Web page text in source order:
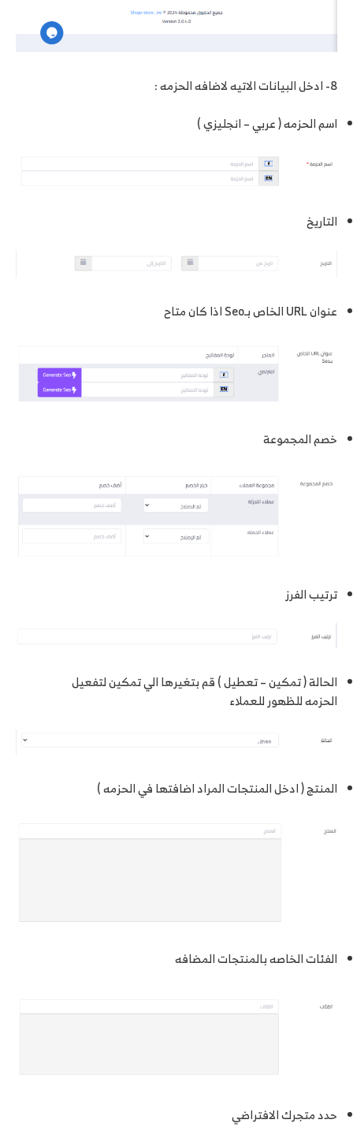
8- ادخل البيانات الاتيه لاضافه الحزمه :
اسم الحزمه ( عربي – انجليزي )
التاريخ
عنوان URL الخاص بـSeo اذا كان متاح
خصم المجموعة
ترتيب الفرز
الحالة ( تمكين – تعطيل ) قم بتغيرها الي تمكين لتفعيل
الحزمه للظهور للعملاء
المنتج ( ادخل المنتجات المراد اضافتها في الحزمه )
الفئات الخاصه بالمنتجات المضافه
حدد متجرك الافتراضي